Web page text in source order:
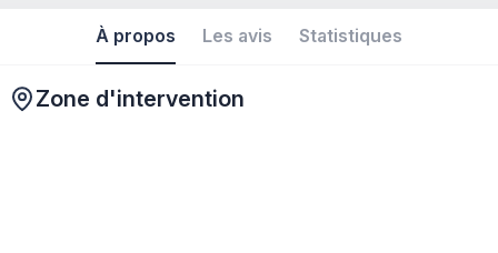
À propos Les avis Statistiques
Zone d'intervention